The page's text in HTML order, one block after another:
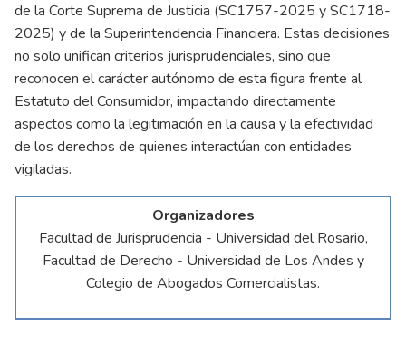
de la Corte Suprema de Justicia (SC1757-2025 y SC1718-
2025) y de la Superintendencia Financiera. Estas decisiones
no solo unifican criterios jurisprudenciales, sino que
reconocen el carácter autónomo de esta figura frente al
Estatuto del Consumidor, impactando directamente
aspectos como la legitimación en la causa y la efectividad
de los derechos de quienes interactúan con entidades
vigiladas.
Organizadores
Facultad de Jurisprudencia - Universidad del Rosario,
Facultad de Derecho - Universidad de Los Andes y
Colegio de Abogados Comercialistas.